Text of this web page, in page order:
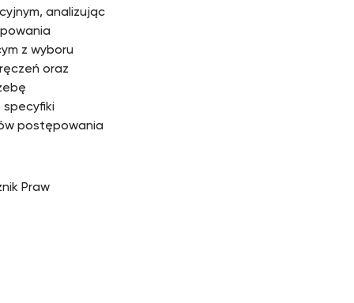
analizując
z wyboru
oraz
specyfiki
postępowania
Praw